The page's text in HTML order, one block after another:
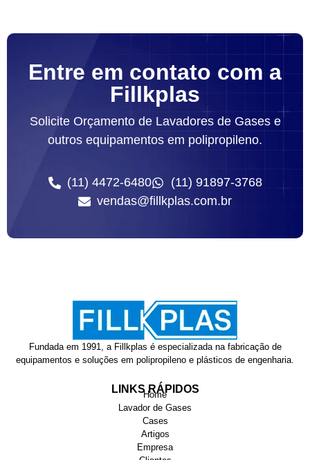
Entre em contato com a
Fillkplas
Solicite Orçamento de Lavadores de Gases e
outros equipamentos em polipropileno.
(11) 4472-6480
(11) 91897-3768
vendas@fillkplas.com.br
Fundada em 1991, a Fillkplas é especializada na fabricação de
equipamentos e soluções em polipropileno e plásticos de engenharia.
LINKS RÁPIDOS
Home
Lavador de Gases
Cases
Artigos
Empresa